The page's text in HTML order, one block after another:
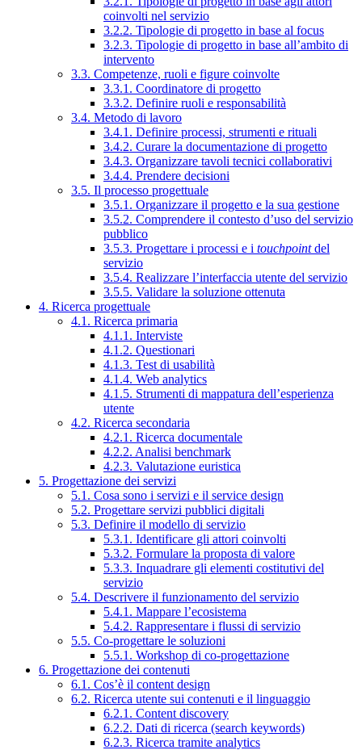
coinvolti nel servizio
3.2.2. Tipologie di progetto in base al focus
3.2.3. Tipologie di progetto in base all’ambito di
intervento
3.3. Competenze, ruoli e figure coinvolte
3.3.1. Coordinatore di progetto
3.3.2. Definire ruoli e responsabilità
3.4. Metodo di lavoro
3.4.1. Definire processi, strumenti e rituali
3.4.2. Curare la documentazione di progetto
3.4.3. Organizzare tavoli tecnici collaborativi
3.4.4. Prendere decisioni
3.5. Il processo progettuale
3.5.1. Organizzare il progetto e la sua gestione
3.5.2. Comprendere il contesto d’uso del servizio
pubblico
3.5.3. Progettare i processi e i touchpointdel
servizio
3.5.4. Realizzare l’interfaccia utente del servizio
3.5.5. Validare la soluzione ottenuta
4. Ricerca progettuale
4.1. Ricerca primaria
4.1.1. Interviste
4.1.2. Questionari
4.1.3. Test di usabilità
4.1.4. Web analytics
4.1.5. Strumenti di mappatura dell’esperienza
utente
4.2. Ricerca secondaria
4.2.1. Ricerca documentale
4.2.2. Analisi benchmark
4.2.3. Valutazione euristica
5. Progettazione dei servizi
5.1. Cosa sono i servizi e il service design
5.2. Progettare servizi pubblici digitali
5.3. Definire il modello di servizio
5.3.1. Identificare gli attori coinvolti
5.3.2. Formulare la proposta di valore
5.3.3. Inquadrare gli elementi costitutivi del
servizio
5.4. Descrivere il funzionamento del servizio
5.4.1. Mappare l’ecosistema
5.4.2. Rappresentare i flussi di servizio
5.5. Co-progettare le soluzioni
5.5.1. Workshop di co-progettazione
6. Progettazione dei contenuti
6.1. Cos’è il content design
6.2. Ricerca utente sui contenuti e il linguaggio
6.2.1. Content discovery
6.2.2. Dati di ricerca (search keywords)
6.2.3. Ricerca tramite analytics